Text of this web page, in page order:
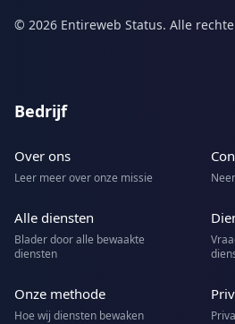
© 2026 Entireweb Status. Alle
Bedrijf
Over ons
Leer meer over onze missie
Alle diensten
Blader door alle bewaakte
diensten
Onze methode
Hoe wij diensten bewaken